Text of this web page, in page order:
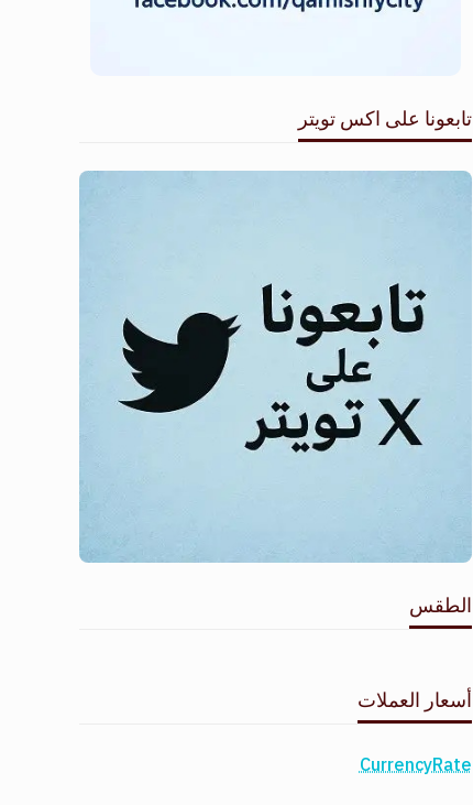
تابعونا على اكس تويتر
الطقس
أسعار العملات
CurrencyRate